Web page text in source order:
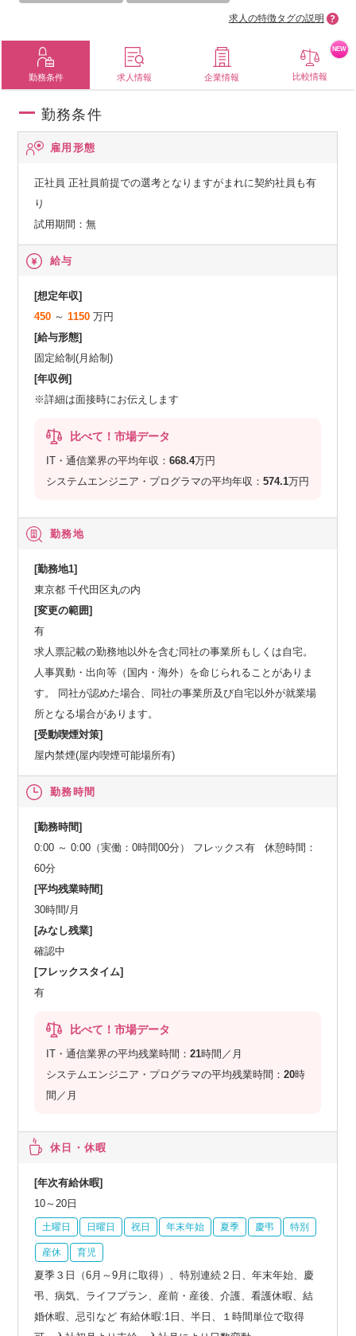
求人の特徴タグの説明
勤務条件 求人情報 企業情報 比較情報
NEW
勤務条件
雇用形態
正社員 正社員前提での選考となりますがまれに契約社員も有
り
試用期間：無
給与
[想定年収]
450 ～1150 万円
[給与形態]
固定給制(月給制)
[年収例]
※詳細は面接時にお伝えします
比べて！市場データ
IT・通信業界の平均年収：668.4万円
システムエンジニア・プログラマの平均年収：574.1万円
勤務地
[勤務地1]
東京都 千代田区丸の内
[変更の範囲]
有
求人票記載の勤務地以外を含む同社の事業所もしくは自宅。
人事異動・出向等（国内・海外）を命じられることがありま
す。 同社が認めた場合、同社の事業所及び自宅以外が就業場
所となる場合があります。
[受動喫煙対策]
屋内禁煙(屋内喫煙可能場所有)
勤務時間
[勤務時間]
0:00 ～ 0:00（実働：0時間00分） フレックス有 休憩時間：
60分
[平均残業時間]
30時間/月
[みなし残業]
確認中
[フレックスタイム]
有
比べて！市場データ
IT・通信業界の平均残業時間：21時間／月
システムエンジニア・プログラマの平均残業時間：20時
間／月
休日・休暇
[年次有給休暇]
10～20日
土曜日 日曜日 祝日 年末年始 夏季 慶弔 特別
産休 育児
夏季３日（6月～9月に取得）、特別連続２日、年末年始、慶
弔、病気、ライフプラン、産前・産後、介護、看護休暇、結
婚休暇、忌引など 有給休暇:1日、半日、１時間単位で取得